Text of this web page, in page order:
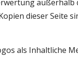
außerhalb
dieser Seite
als Inhaltliche